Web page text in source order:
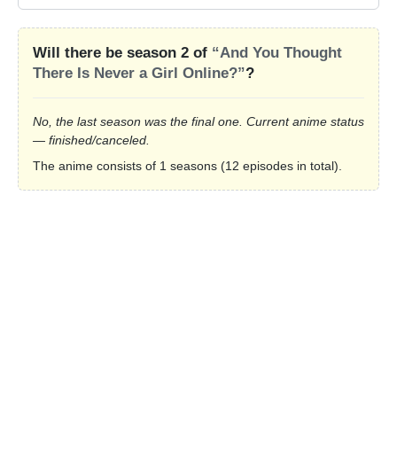
Will there be season 2 of “And You Thought
There Is Never a Girl Online?”?
No, the last season was the final one. Current anime status
— finished/canceled.
The anime consists of 1 seasons (12 episodes in total).